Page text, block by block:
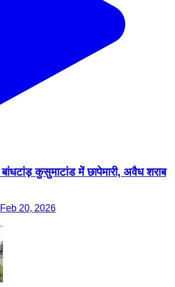
बांधटांड़ कुसुमाटांड में छापेमारी, अवैध शराब
20, 2026